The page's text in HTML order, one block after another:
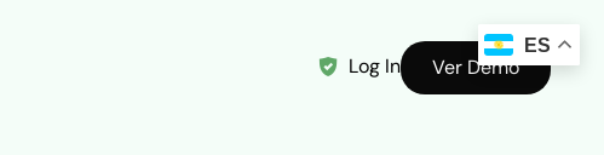
Log In Ver Demo
ES